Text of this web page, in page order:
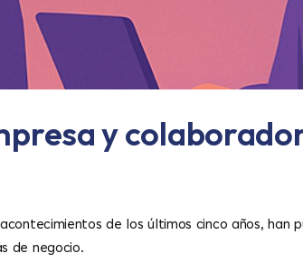
y
de los últimos cinco años, han
de negocio.